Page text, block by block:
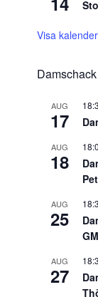
Visa kalender
Damschack
AUG
17
AUG
18
AUG
25
AUG
27